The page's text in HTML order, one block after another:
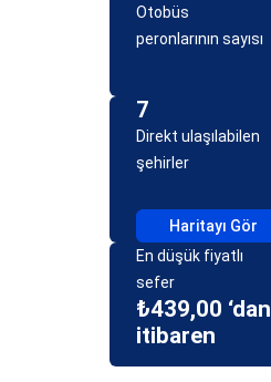
Otobüs
peronlarının sayısı
7
Direkt ulaşılabilen
şehirler
Haritayı Gör
En düşük fiyatlı
sefer
₺439,00 ‘dan
itibaren